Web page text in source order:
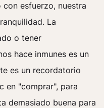
esfuerzo, nuestra
La
o tener
hace inmunes es un
es un recordatorio
en "comprar", para
demasiado buena para